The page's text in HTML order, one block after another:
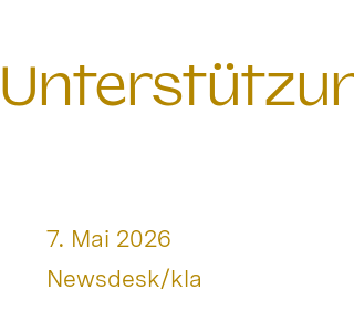
Datum:
7. Mai 2026
Von:
Newsdesk/kla